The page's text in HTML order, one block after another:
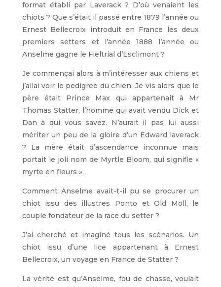
format établi par Laverack ? D’où venaient les
chiots ? Que s’était il passé entre 1879 l’année ou
Ernest Bellecroix introduit en France les deux
premiers setters et l’année 1888 l’année ou
Anselme gagne le Fieltrial d’Esclimont ?
Je commençai alors à m’intéresser aux chiens et
j’allai voir le pedigree du chien. Je vis alors que le
père était Prince Max qui appartenait à Mr
Thomas Statter, l’homme qui avait vendu Dick et
Dan à qui vous savez. N’aurait il pas lui aussi
mériter un peu de la gloire d’un Edward laverack
? La mère était d’ascendance inconnue mais
portait le joli nom de Myrtle Bloom, qui signifie «
myrte en fleurs ».
Comment Anselme avait-t-il pu se procurer un
chiot issu des illustres Ponto et Old Moll, le
couple fondateur de la race du setter ?
J’ai cherché et imaginé tous les scénarios. Un
chiot issu d’une lice appartenant à Ernest
Bellecroix, un voyage en France de Statter ?
La vérité est qu’Anselme, fou de chasse, voulait